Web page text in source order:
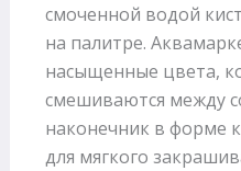
смоченной водой
на палитре.
насыщенные цвета,
смешиваются между
наконечник в форме
для мягкого